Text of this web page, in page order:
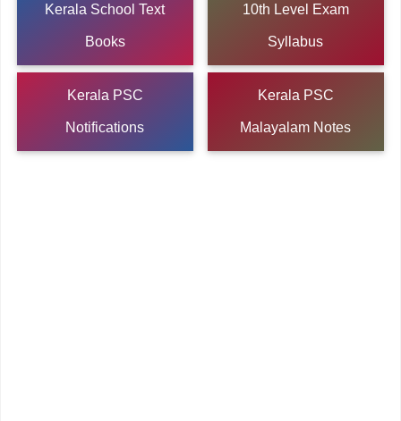
Kerala School Text
Books
10th Level Exam
Syllabus
Kerala PSC
Notifications
Kerala PSC
Malayalam Notes